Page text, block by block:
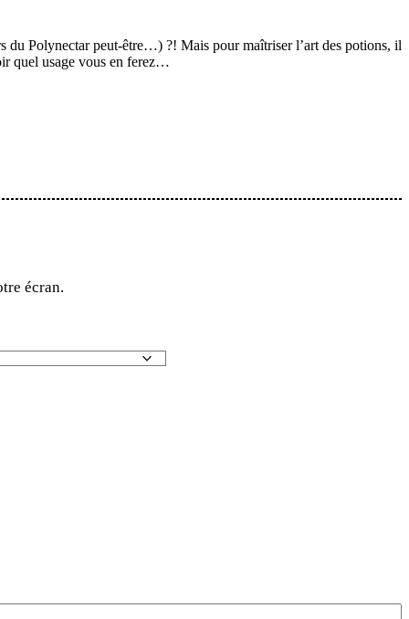
du Polynectar peut-être…) ?! Mais pour maîtriser l’art des potions, il
quel usage vous en ferez…
écran.